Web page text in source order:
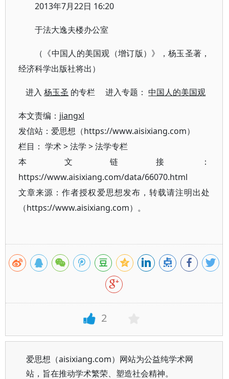
2013年7月22日 16:20
于法大逸夫楼办公室
（《中国人的美国观（增订版）》，杨玉圣著，
经济科学出版社将出）
进入杨玉圣 的专栏 进入专题：中国人的美国观
本文责编： jiangxl
发信站：爱思想（https://www.aisixiang.com）
栏目： 学术>法学 >法学专栏
本文链接：
https://www.aisixiang.com/data/66070.html
文章来源：作者授权爱思想发布，转载请注明出处
（https://www.aisixiang.com）。
2
爱思想（aisixiang.com）网站为公益纯学术网
站，旨在推动学术繁荣、塑造社会精神。